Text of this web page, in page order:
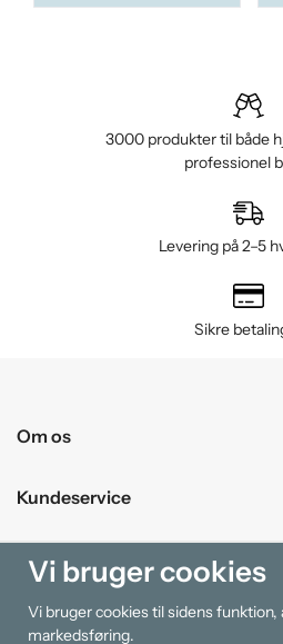
3000 produkter til både
professionel
Levering på 2–5
Sikre
Om os
Kundeservice
Handle ind
Information
Vi bruger cookies
Vi bruger cookies til sidens funktion,
markedsføring.